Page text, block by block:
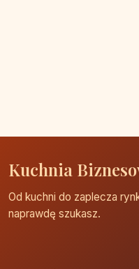
Kuchnia
Od kuchni do zaplecza
naprawdę szukasz.